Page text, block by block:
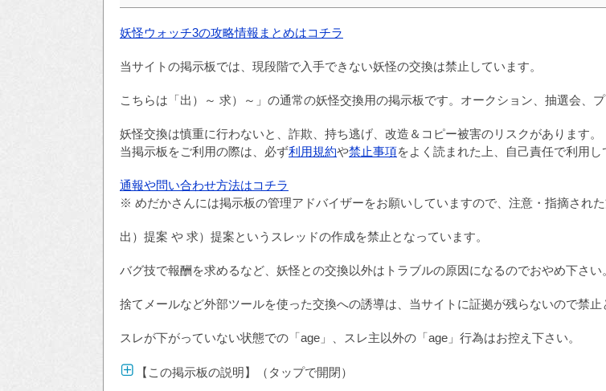
妖怪ウォッチ3の攻略情報まとめはコチラ
当サイトの掲示板では、現段階で入手できない妖怪の交換は禁止しています。
こちらは「出）～ 求）～」の通常の妖怪交換用の掲示板です。オークション、抽選会、プ
妖怪交換は慎重に行わないと、詐欺、持ち逃げ、改造＆コピー被害のリスクがあります。
当掲示板をご利用の際は、必ず利用規約や禁止事項をよく読まれた上、自己責任で利用し
通報や問い合わせ方法はコチラ
※ めだかさんには掲示板の管理アドバイザーをお願いしていますので、注意・指摘され
出）提案 や 求）提案というスレッドの作成を禁止となっています。
バグ技で報酬を求めるなど、妖怪との交換以外はトラブルの原因になるのでおやめ下さい
捨てメールなど外部ツールを使った交換への誘導は、当サイトに証拠が残らないので禁止
スレが下がっていない状態での「age」、スレ主以外の「age」行為はお控え下さい。
【この掲示板の説明】（タップで開閉）